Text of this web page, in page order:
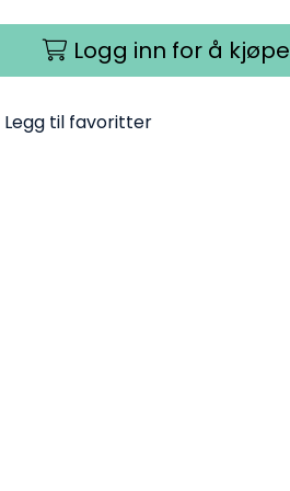
Logg inn for å kjøpe
Legg til favoritter